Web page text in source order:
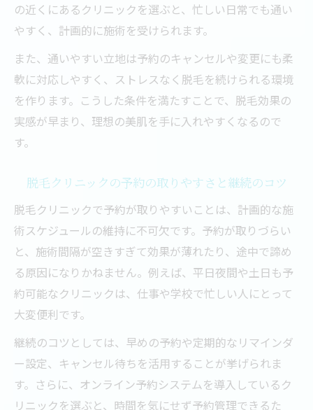
都度払い対応の脱毛なら無理なく継続できる理
由
脱毛の都度払いで負担なく継続できる仕組
み
医療脱毛の料金プランと都度払いの違い
都度払い脱毛のメリットとよくある疑問
都度払い対応クリニックの特徴を比較
ント
スムーズな脱毛のために知っておくべき予
約方法
脱毛の施術時間が短縮できるクリニックと
は
医療脱毛で痛みが少ない施術を選ぶポイン
脱毛前後のケアと美肌維持のコツを解説
口コミから見る効率よい脱毛の選び方
の近くにあるクリニックを選ぶと、忙しい日常でも通い
やすく、計画的に施術を受けられます。
また、通いやすい立地は予約のキャンセルや変更にも柔
軟に対応しやすく、ストレスなく脱毛を続けられる環境
を作ります。こうした条件を満たすことで、脱毛効果の
実感が早まり、理想の美肌を手に入れやすくなるので
す。
脱毛クリニックの予約の取りやすさと継続のコツ
脱毛クリニックで予約が取りやすいことは、計画的な施
術スケジュールの維持に不可欠です。予約が取りづらい
と、施術間隔が空きすぎて効果が薄れたり、途中で諦め
る原因になりかねません。例えば、平日夜間や土日も予
約可能なクリニックは、仕事や学校で忙しい人にとって
大変便利です。
継続のコツとしては、早めの予約や定期的なリマインダ
ー設定、キャンセル待ちを活用することが挙げられま
す。さらに、オンライン予約システムを導入しているク
リニックを選ぶと、時間を気にせず予約管理できるた